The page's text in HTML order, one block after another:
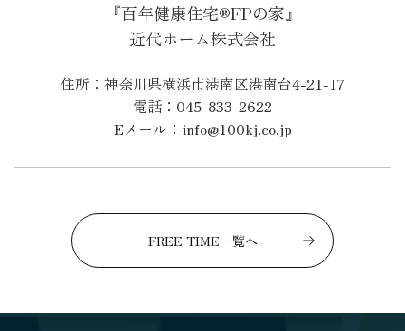
『百年健康住宅®FPの家』
近代ホーム株式会社
住所：神奈川県横浜市港南区港南台4-21-17
電話：045-833-2622
Eメール：info@100kj.co.jp
FREE TIME一覧へ